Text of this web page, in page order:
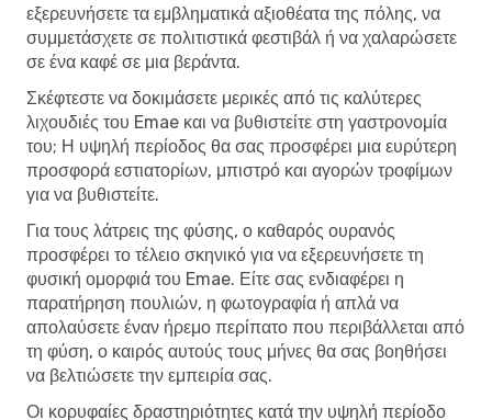
εξερευνήσετε τα εμβληματικά αξιοθέατα της πόλης, να
συμμετάσχετε σε πολιτιστικά φεστιβάλ ή να χαλαρώσετε
σε ένα καφέ σε μια βεράντα.
Σκέφτεστε να δοκιμάσετε μερικές από τις καλύτερες
λιχουδιές του Emae και να βυθιστείτε στη γαστρονομία
του; Η υψηλή περίοδος θα σας προσφέρει μια ευρύτερη
προσφορά εστιατορίων, μπιστρό και αγορών τροφίμων
για να βυθιστείτε.
Για τους λάτρεις της φύσης, ο καθαρός ουρανός
προσφέρει το τέλειο σκηνικό για να εξερευνήσετε τη
φυσική ομορφιά του Emae. Είτε σας ενδιαφέρει η
παρατήρηση πουλιών, η φωτογραφία ή απλά να
απολαύσετε έναν ήρεμο περίπατο που περιβάλλεται από
τη φύση, ο καιρός αυτούς τους μήνες θα σας βοηθήσει
να βελτιώσετε την εμπειρία σας.
Οι κορυφαίες δραστηριότητες κατά την υψηλή περίοδο